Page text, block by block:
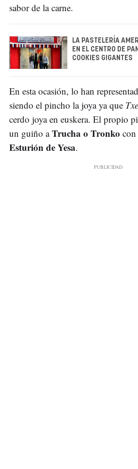
sabor de la carne.
LA PASTELERÍA
EN EL CENTRO DE
COOKIES GIGANTES
En esta ocasión, lo han
siendo el pincho la joya ya que
cerdo joya en euskera. El propio
un guiño aTrucha o Tronko con
Esturión de Yesa.